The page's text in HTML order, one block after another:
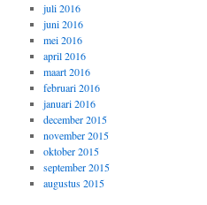
juli 2016
juni 2016
mei 2016
april 2016
maart 2016
februari 2016
januari 2016
december 2015
november 2015
oktober 2015
september 2015
augustus 2015